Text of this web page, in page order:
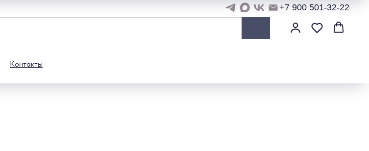
Контакты
+7 900 501-32-22